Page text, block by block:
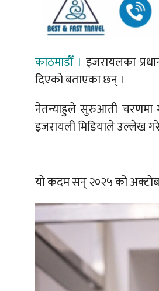
काठमाडौँ । इजरायलका
दिएको बताएका छन् ।
नेतन्याहुले सुरुआती चरणमा
इजरायली मिडियाले उल्लेख
यो कदम सन् २०२५ को